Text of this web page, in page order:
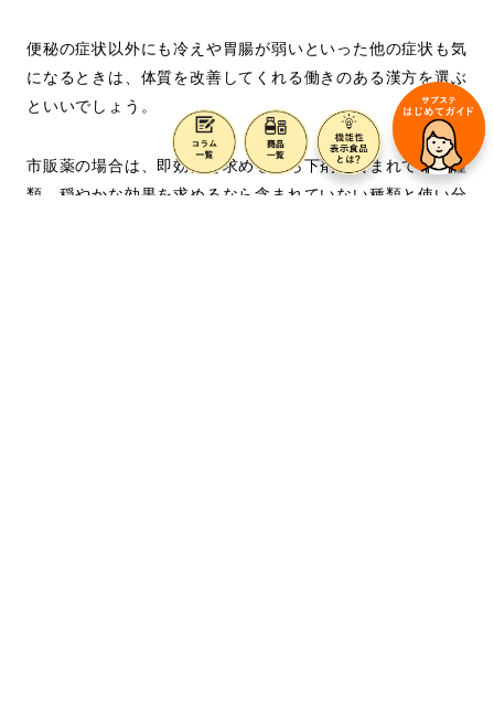
便秘の症状以外にも冷えや胃腸が弱いといった他の症状も気
になるときは、体質を改善してくれる働きのある漢方を選ぶ
といいでしょう。
市販薬の場合は、即効性を求めるなら下剤が含まれている種
類、穏やかな効果を求めるなら含まれていない種類と使い分